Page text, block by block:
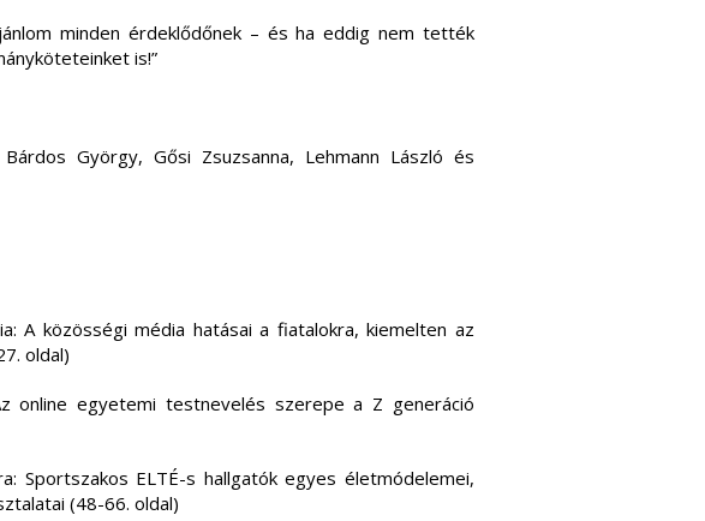
minden érdeklődőnek – és ha eddig nem tették
is!”
György, Gősi Zsuzsanna, Lehmann László és
A közösségi média hatásai a fiatalokra, kiemelten az
oldal)
online egyetemi testnevelés szerepe a Z generáció
Sportszakos ELTÉ-s hallgatók egyes életmódelemei,
(48-66. oldal)